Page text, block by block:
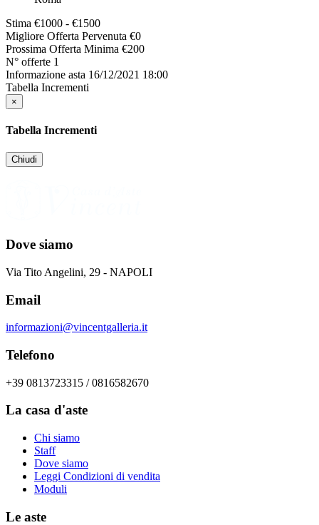
Stima €1000 - €1500
Migliore Offerta Pervenuta €0
Prossima Offerta Minima €200
N° offerte 1
Informazione asta 16/12/2021 18:00
Tabella Incrementi
×
Tabella Incrementi
Chiudi
Dove siamo
Via Tito Angelini, 29 - NAPOLI
Email
informazioni@vincentgalleria.it
Telefono
+39 0813723315 / 0816582670
La casa d'aste
Chi siamo
Staff
Dove siamo
Leggi Condizioni di vendita
Moduli
Le aste